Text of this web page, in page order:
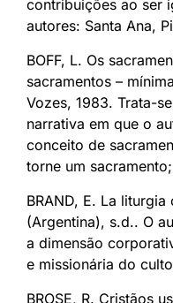
contribuições ao ser
autores: Santa Ana,
BOFF, L. Os
sacramentos –
Vozes, 1983. Trata-
narrativa em que o
conceito de
torne um sacramento;
BRAND, E. La
(Argentina), s.d.. O
a dimensão
e missionária do
BROSE, R. Cristãos